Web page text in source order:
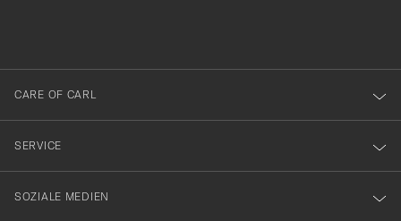
dig
till
vårt
nyhetsbrev!
CARE OF CARL
SERVICE
SOZIALE MEDIEN